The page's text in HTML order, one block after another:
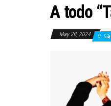
A todo
May 28, 2024 0